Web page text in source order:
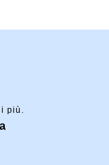
più.